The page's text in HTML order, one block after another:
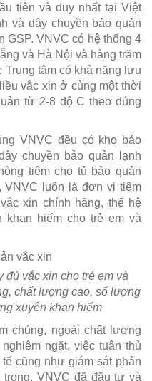
tiên và duy nhất tại Việt
và dây chuyền bảo quản
GSP. VNVC có hệ thống 4
và Hà Nội và hàng trăm
Trung tâm có khả năng lưu
vắc xin ở cùng một thời
từ 2-8 độ C theo đúng
VNVC đều có kho bảo
chuyền bảo quản lạnh
tiêm cho tủ bảo quản
VNVC luôn là đơn vị tiêm
xin chính hãng, thế hệ
hiếm cho trẻ em và
đủ vắc xin cho trẻ em và
chất lượng cao, số lượng
xuyên khan hiếm
chủng, ngoài chất lượng
ngặt, việc tuân thủ
cũng như giám sát phản
VNVC đã đầu tư và